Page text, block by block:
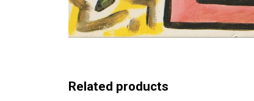
Related products